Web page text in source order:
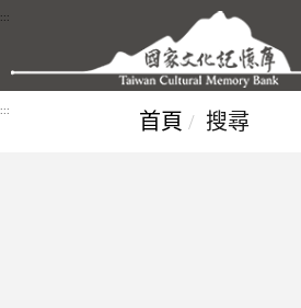
跳到主要內容區塊
:::
::: 首頁 搜尋